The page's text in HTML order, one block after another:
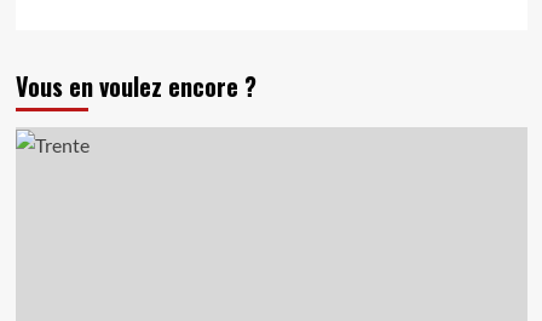
Vous en voulez encore ?